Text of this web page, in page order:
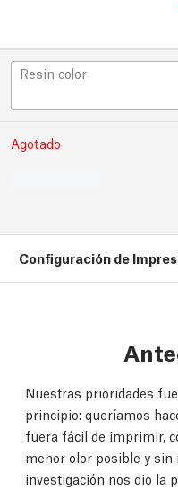
Resin color
Agotado
Configuración de
Nuestras prioridades
principio: queríamos
fuera fácil de imprimir,
menor olor posible y sin
investigación nos dio la